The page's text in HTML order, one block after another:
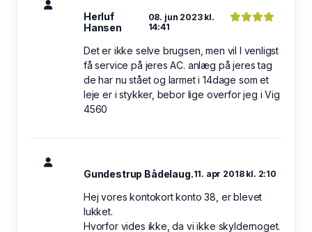
Herluf
Hansen
08. jun 2023 kl.
14:41
Det er ikke selve brugsen, men vil I venligst
få service på jeres AC. anlæg på jeres tag
de har nu stået og larmet i 14dage som et
leje er i stykker, bebor lige overfor jeg i Vig
4560
Gundestrup Bådelaug.11. apr 2018 kl. 2:10
Hej vores kontokort konto 38, er blevet
lukket.
Hvorfor vides ikke, da vi ikke skyldernoget.